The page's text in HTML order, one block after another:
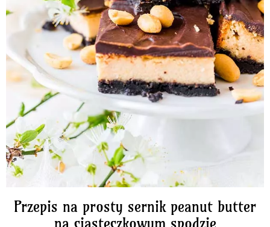
Kuchnie świata
SKLEP
Przepis na prosty sernik peanut butter
na ciasteczkowym spodzie